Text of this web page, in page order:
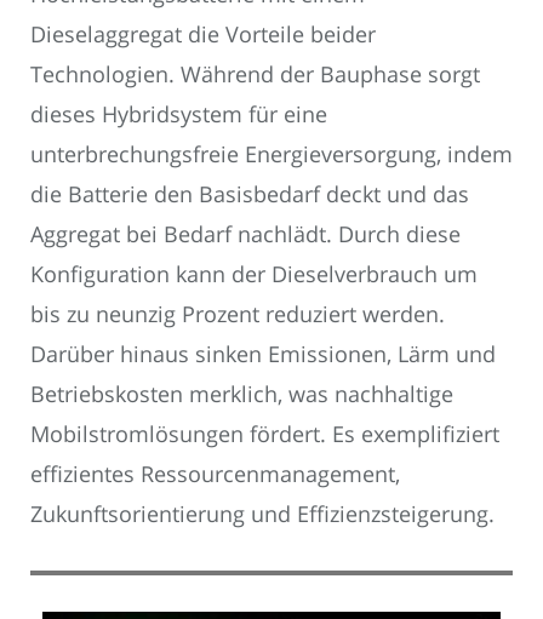
Dieselaggregat die Vorteile beider
Technologien. Während der Bauphase sorgt
dieses Hybridsystem für eine
unterbrechungsfreie Energieversorgung, indem
die Batterie den Basisbedarf deckt und das
Aggregat bei Bedarf nachlädt. Durch diese
Konfiguration kann der Dieselverbrauch um
bis zu neunzig Prozent reduziert werden.
Darüber hinaus sinken Emissionen, Lärm und
Betriebskosten merklich, was nachhaltige
Mobilstromlösungen fördert. Es exemplifiziert
effizientes Ressourcenmanagement,
Zukunftsorientierung und Effizienzsteigerung.